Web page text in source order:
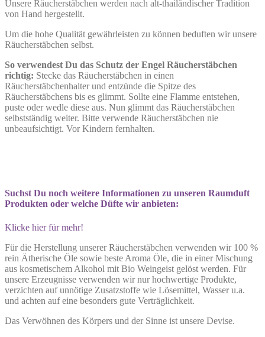
Unsere Räucherstäbchen werden nach alt-thailändischer Tradition
von Hand hergestellt.
Um die hohe Qualität gewährleisten zu können beduften wir unsere
Räucherstäbchen selbst.
So verwendest Du das Schutz der Engel Räucherstäbchen
richtig: Stecke das Räucherstäbchen in einen
Räucherstäbchenhalter und entzünde die Spitze des
Räucherstäbchens bis es glimmt. Sollte eine Flamme entstehen,
puste oder wedle diese aus. Nun glimmt das Räucherstäbchen
selbstständig weiter. Bitte verwende Räucherstäbchen nie
unbeaufsichtigt. Vor Kindern fernhalten.
Suchst Du noch weitere Informationen zu unseren Raumduft
Produkten oder welche Düfte wir anbieten:
Klicke hier für mehr!
Für die Herstellung unserer Räucherstäbchen verwenden wir 100 %
rein Ätherische Öle sowie beste Aroma Öle, die in einer Mischung
aus kosmetischem Alkohol mit Bio Weingeist gelöst werden. Für
unsere Erzeugnisse verwenden wir nur hochwertige Produkte,
verzichten auf unnötige Zusatzstoffe wie Lösemittel, Wasser u.a.
und achten auf eine besonders gute Verträglichkeit.
Das Verwöhnen des Körpers und der Sinne ist unsere Devise.